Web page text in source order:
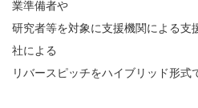
業準備者や
研究者等を対象に支援機関による支
社による
リバースピッチをハイブリッド形式